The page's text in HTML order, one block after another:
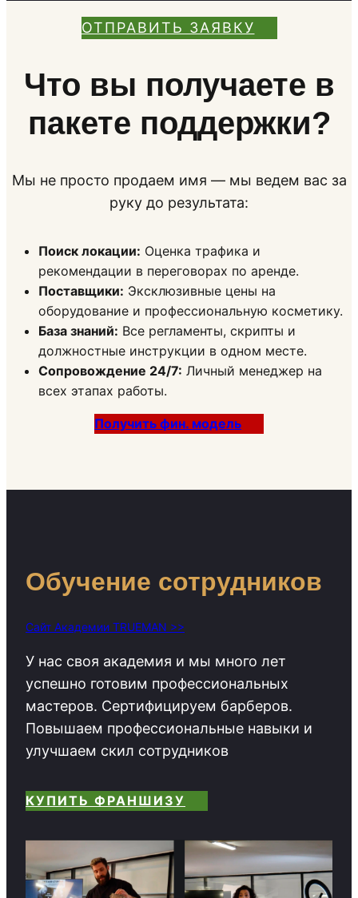
ОТПРАВИТЬ ЗАЯВКУ
Что вы получаете в
пакете поддержки?
Мы не просто продаем имя — мы ведем вас за
руку до результата:
Поиск локации: Оценка трафика и
рекомендации в переговорах по аренде.
Поставщики: Эксклюзивные цены на
оборудование и профессиональную косметику.
База знаний: Все регламенты, скрипты и
должностные инструкции в одном месте.
Сопровождение 24/7: Личный менеджер на
всех этапах работы.
Получить фин. модель
Обучение сотрудников
Сайт Академии TRUEMAN >>
У нас своя академия и мы много лет
успешно готовим профессиональных
мастеров. Сертифицируем барберов.
Повышаем профессиональные навыки и
улучшаем скил сотрудников
КУПИТЬ ФРАНШИЗУ